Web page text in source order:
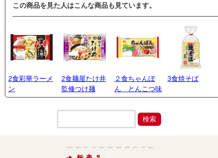
この商品を見た人はこんな商品も見ています。
2食彩華ラーメ
ン
2食麺屋たけ井
監修つけ麺
２食ちゃんぽ
ん とんこつ味
3食焼そば